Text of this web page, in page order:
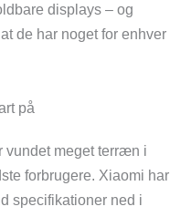
displays – og
de har noget for enhver
på
vundet meget terræn i
forbrugere. Xiaomi har
specifikationer ned i